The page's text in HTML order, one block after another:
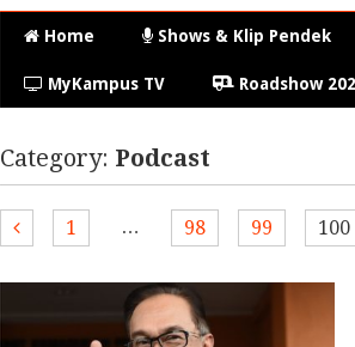
Home Shows & Klip Pendek
MyKampus TV Roadshow
Category: Podcast
1 … 98 99 100